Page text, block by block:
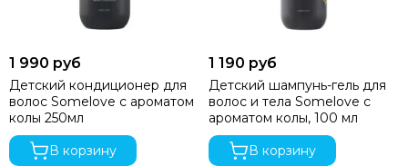
Maier
Mayoral
Maxi-Cosi
Medela
Medilana
1 990 руб
Детский кондиционер для
волос Somelove с ароматом
колы 250мл
В корзину
1 190 руб
Детский шампунь-гель для
волос и тела Somelove с
ароматом колы, 100 мл
В корзину